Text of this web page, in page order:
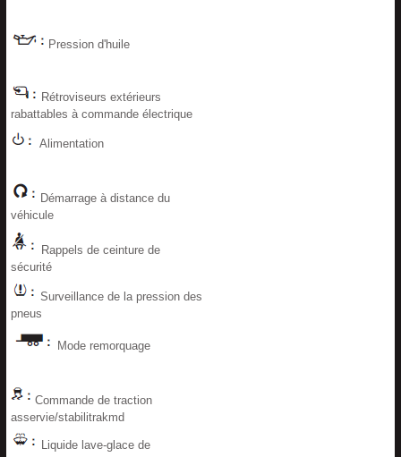
Pression d'huile
Rétroviseurs extérieurs
rabattables à commande électrique
Alimentation
Démarrage à distance du
véhicule
Rappels de ceinture de
sécurité
Surveillance de la pression des
pneus
Mode remorquage
Commande de traction
asservie/stabilitrakmd
Liquide lave-glace de